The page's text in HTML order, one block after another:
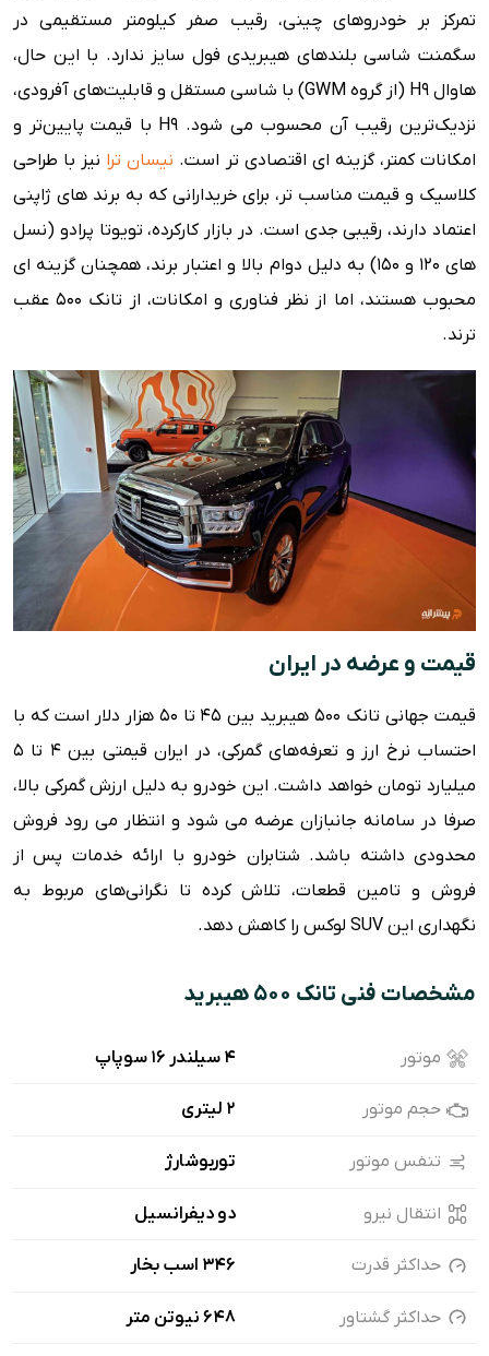
تمرکز بر خودروهای چینی، رقیب صفر کیلومتر مستقیمی در
سگمنت شاسی بلندهای هیبریدی فول سایز ندارد. با این حال،
هاوال H9 (از گروه GWM) با شاسی مستقل و قابلیت‌های آفرودی،
نزدیک‌ترین رقیب آن محسوب می شود. H9 با قیمت پایین‌تر و
امکانات کمتر، گزینه ای اقتصادی تر است. نیسان ترا نیز با طراحی
کلاسیک و قیمت مناسب تر، برای خریدارانی که به برند های ژاپنی
اعتماد دارند، رقیبی جدی است. در بازار کارکرده، تویوتا پرادو (نسل
های 120 و 150) به دلیل دوام بالا و اعتبار برند، همچنان گزینه ای
محبوب هستند، اما از نظر فناوری و امکانات، از تانک 500 عقب
ترند.
قیمت و عرضه در ایران
قیمت جهانی تانک 500 هیبرید بین 45 تا 50 هزار دلار است که با
احتساب نرخ ارز و تعرفه‌های گمرکی، در ایران قیمتی بین 4 تا 5
میلیارد تومان خواهد داشت. این خودرو به دلیل ارزش گمرکی بالا،
صرفا در سامانه جانبازان عرضه می شود و انتظار می رود فروش
محدودی داشته باشد. شتابران خودرو با ارائه خدمات پس از
فروش و تامین قطعات، تلاش کرده تا نگرانی‌های مربوط به
نگهداری این SUV لوکس را کاهش دهد.
مشخصات فنی تانک ۵۰۰ هیبرید
موتور ۴ سیلندر ۱۶ سوپاپ
حجم موتور 2 لیتری
تنفس موتور توربوشارژ
انتقال نیرو دو دیفرانسیل
حداکثر قدرت 346 اسب بخار
حداکثر گشتاور 648 نیوتن متر